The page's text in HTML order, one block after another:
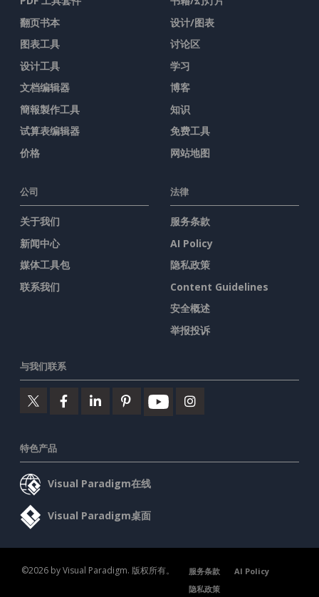
翻页书本
图表工具
设计工具
文档编辑器
簡報製作工具
试算表编辑器
价格
设计/图表
讨论区
学习
博客
知识
免费工具
网站地图
公司
关于我们
新闻中心
媒体工具包
联系我们
法律
服务条款
AI Policy
隐私政策
Content Guidelines
安全概述
举报投诉
与我们联系
特色产品
Visual Paradigm在线
Visual Paradigm桌面
©2026 by Visual Paradigm. 版权所有。 服务条款
AI Policy
隐私政策